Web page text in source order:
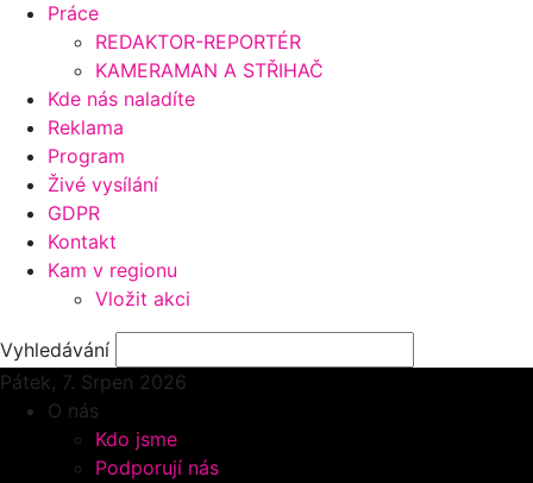
Práce
REDAKTOR-REPORTÉR
KAMERAMAN A STŘIHAČ
Kde nás naladíte
Reklama
Program
Živé vysílání
GDPR
Kontakt
Kam v regionu
Vložit akci
Vyhledávání
Pátek, 7. Srpen 2026
O nás
Kdo jsme
Podporují nás